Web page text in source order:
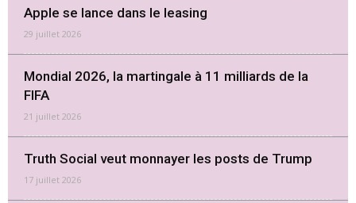
Apple se lance dans le leasing
29 juillet 2026
Mondial 2026, la martingale à 11 milliards de la
FIFA
21 juillet 2026
Truth Social veut monnayer les posts de Trump
17 juillet 2026